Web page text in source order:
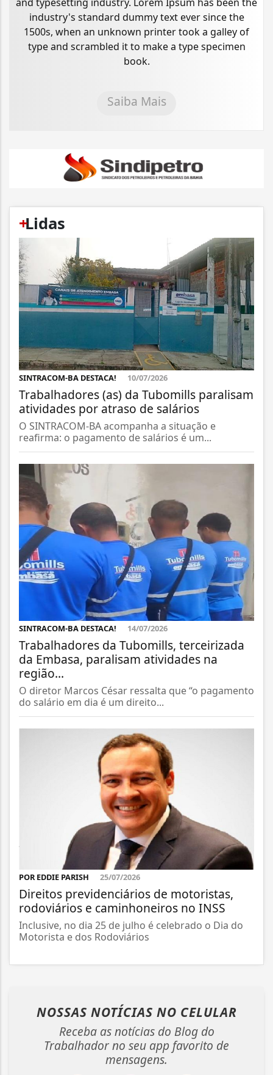
industry's standard dummy text ever since the
1500s, when an unknown printer took a galley of
type and scrambled it to make a type specimen
book.
Saiba Mais
+
Lidas
SINTRACOM-BA DESTACA! 10/07/2026
Trabalhadores (as) da Tubomills paralisam
atividades por atraso de salários
O SINTRACOM-BA acompanha a situação e
reafirma: o pagamento de salários é um...
SINTRACOM-BA DESTACA! 14/07/2026
Trabalhadores da Tubomills, terceirizada
da Embasa, paralisam atividades na
região...
O diretor Marcos César ressalta que “o pagamento
do salário em dia é um direito...
POR EDDIE PARISH 25/07/2026
Direitos previdenciários de motoristas,
rodoviários e caminhoneiros no INSS
Inclusive, no dia 25 de julho é celebrado o Dia do
Motorista e dos Rodoviários
NOSSAS NOTÍCIAS NO CELULAR
Receba as notícias do Blog do
Trabalhador no seu app favorito de
mensagens.